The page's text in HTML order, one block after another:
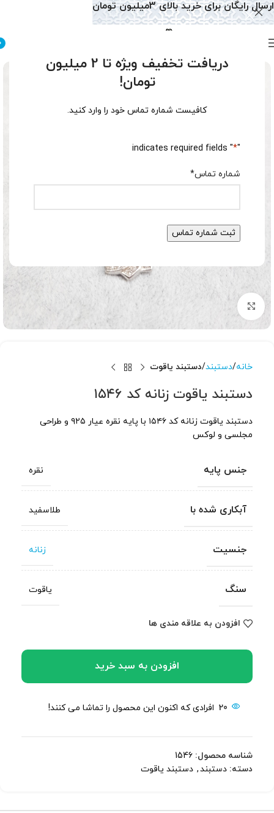
دریافت تخفیف ویژه تا 2 میلیون
تومان!
کافیست شماره تماس خود را وارد کنید.
"
*
" indicates required fields
شماره تماس*
برای بزرگنمایی کلیک کنید
خانه دستبند دستبند یاقوت
دستبند یاقوت زنانه کد ۱۵۴۶
دستبند یاقوت زنانه کد ۱۵۴۶ با پایه نقره عیار ۹۲۵ و طراحی
مجلسی و لوکس
جنس پایه نقره
آبکاری شده با طلاسفید
جنسیت زنانه
سنگ یاقوت
افزودن به علاقه مندی ها
افزودن به سبد خرید
20 افرادی که اکنون این محصول را تماشا می کنند!
شناسه محصول: 1546
دسته: دستبند, دستبند یاقوت
ارسال رایگان برای خرید بالای 3میلیون تومان